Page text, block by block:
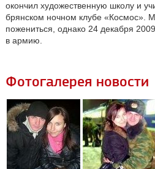
окончил художественную школу и
брянском ночном клубе «Космос».
пожениться, однако 24 декабря
в армию.
Фотогалерея новости